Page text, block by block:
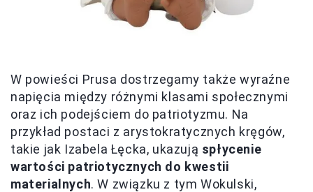
W powieści Prusa dostrzegamy także wyraźne
napięcia między różnymi klasami społecznymi
oraz ich podejściem do patriotyzmu. Na
przykład postaci z arystokratycznych kręgów,
takie jak Izabela Łęcka, ukazują spłycenie
wartości patriotycznych do kwestii
materialnych. W związku z tym Wokulski,